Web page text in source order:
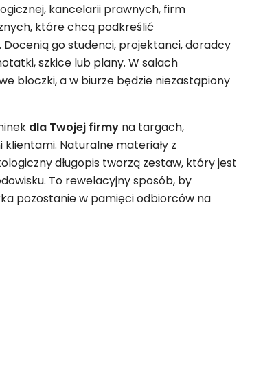
kancelarii prawnych, firm
które chcą podkreślić
go studenci, projektanci, doradcy
szkice lub plany. W salach
bloczki, a w biurze będzie niezastąpiony
dla Twojej firmy na targach,
Naturalne materiały z
długopis tworzą zestaw, który jest
To rewelacyjny sposób, by
pozostanie w pamięci odbiorców na